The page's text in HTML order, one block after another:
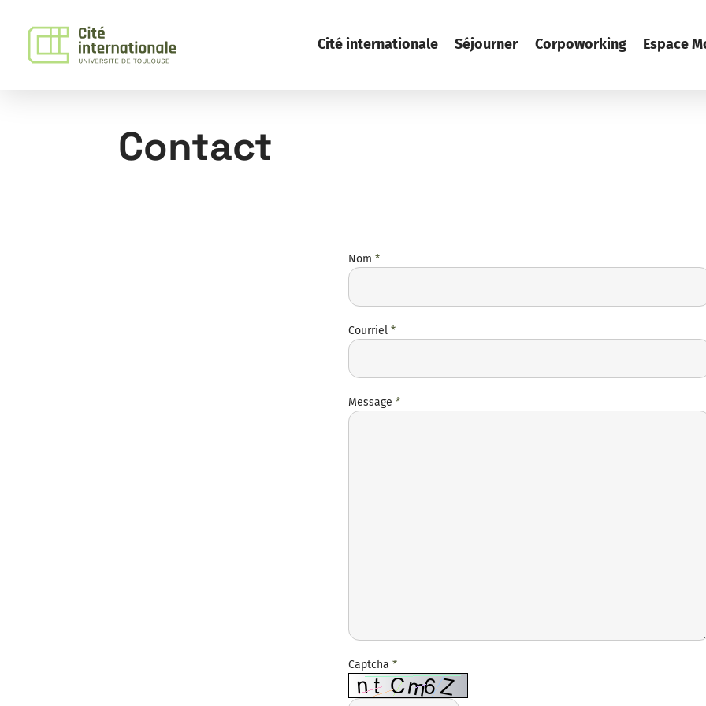
Cité internationale Séjourner Corpoworking Espace
Contact
Nom *
Courriel *
Message *
Captcha *